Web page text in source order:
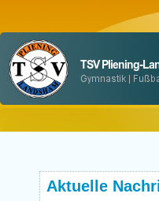
Aktuelle